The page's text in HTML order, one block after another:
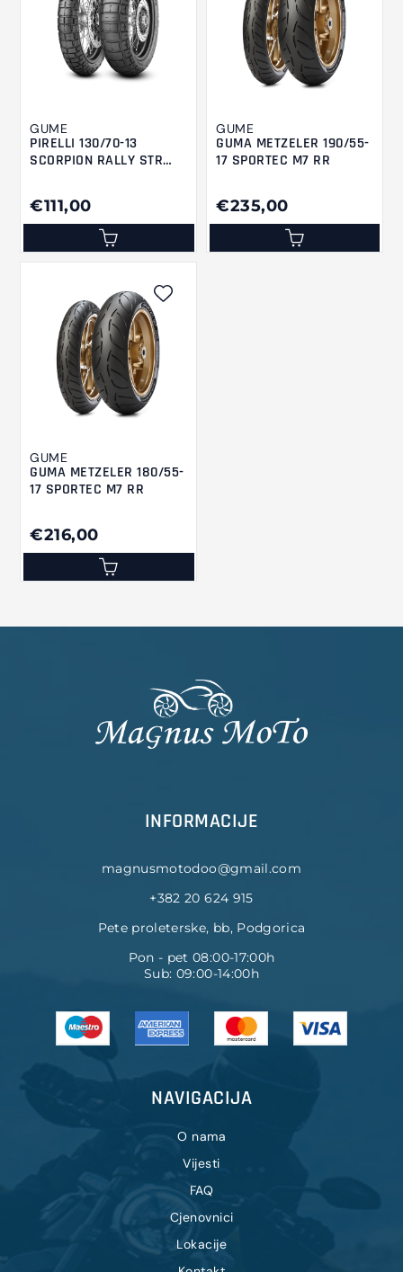
GUME
PIRELLI 130/70-13
SCORPION RALLY STR
€111,00
GUME
GUMA METZELER 190/55-
17 SPORTEC M7 RR
€235,00
GUME
GUMA METZELER 180/55-
17 SPORTEC M7 RR
€216,00
NAVIGACIJA
O nama
Vijesti
FAQ
Cjenovnici
Lokacije
INFORMACIJE
magnusmotodoo@gmail.com
+382 20 624 915
Pete proleterske, bb, Podgorica
Pon - pet 08:00-17:00h
Sub: 09:00-14:00h